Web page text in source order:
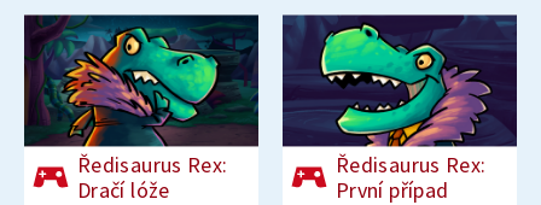
Ředisaurus Rex:
Dračí lóže
Ředisaurus Rex:
První případ